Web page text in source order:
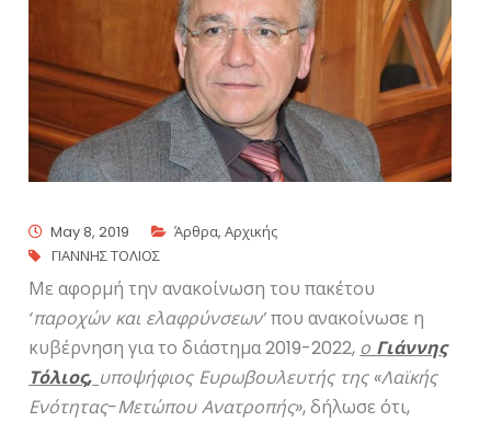
May 8, 2019 Άρθρα,Αρχικής
ΓΙΑΝΝΗΣ ΤΟΛΙΟΣ
Με αφορμή την ανακοίνωση του πακέτου
‘παροχών και ελαφρύνσεων’που ανακοίνωσε η
κυβέρνηση για το διάστημα 2019-2022, ο Γιάννης
Τόλιος, υποψήφιος Ευρωβουλευτής της «Λαϊκής
Ενότητας-Μετώπου Ανατροπής», δήλωσε ότι,